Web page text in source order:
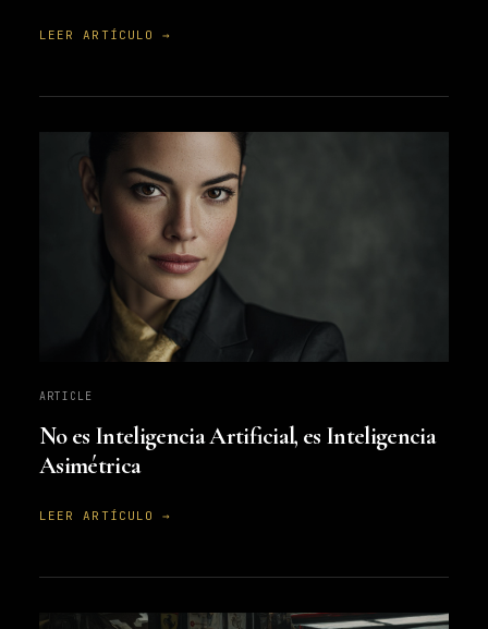
LEER ARTÍCULO →
ARTICLE
No es Inteligencia Artificial, es Inteligencia
Asimétrica
LEER ARTÍCULO →